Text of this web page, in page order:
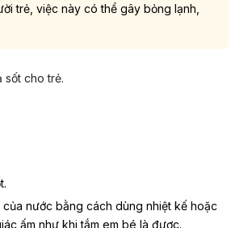
trẻ, việc này có thể gây bỏng lạnh,
sốt cho trẻ.
nước bằng cách dùng nhiệt kế hoặc
ấm như khi tắm em bé là được.